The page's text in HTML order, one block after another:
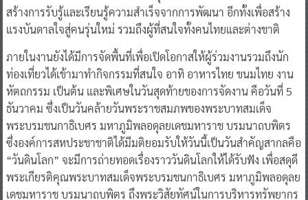
สร้างการรับรู้และเรียนรู้ความสำเร็จจากการพัฒนา อีกทั้งเพื่อสร้าง
แรงบันดาลใจสู่คนรุ่นใหม่ รวมถึงผู้ที่สนใจทั้งคนไทยและต่างชาติ
ภายในงานยังได้มีการจัดพื้นที่เพื่อเปิดโอกาสให้ผู้ร่วมงานรวมถึงนัก
ท่องเที่ยวได้เข้ามาทำกิจกรรมที่สนใจ อาทิ อาหารไทย ขนมไทย งาน
หัตถกรรม เป็นต้น และพิเศษในวันสุดท้ายของการจัดงาน คือวันที่ 5
ธันวาคม ซึ่งเป็นวันคล้ายวันพระราชสมภพของพระบาทสมเด็จ
พระบรมชนกาธิเบศร มหาภูมิพลอดุลยเดชมหาราช บรมนาถบพิตร
ซึ่งองค์การสหประชาชาติได้มีมติยอมรับให้วันนี้เป็นวันสำคัญสากลคือ
“วันดินโลก” จะมีการถ่ายทอดเรื่องราววันดินโลกให้ได้รับฟัง เพื่อสดุดี
พระเกียรติคุณพระบาทสมเด็จพระบรมชนกาธิเบศร มหาภูมิพลอดุลย
เดชมหาราช บรมนาถบพิตร ถึงพระวิสัยทัศน์ในการบริหารทรัพยากร